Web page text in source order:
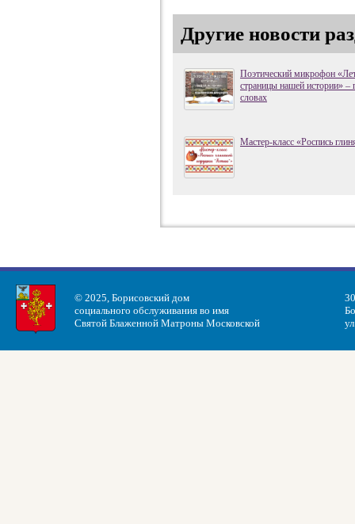
Другие новости
Поэтический микрофон
страницы нашей истории» –
словах
Мастер-класс «Роспись
© 2025, Борисовский дом
социального обслуживания во имя
Святой Блаженной Матроны Московской